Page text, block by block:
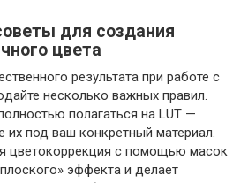
для создания
цвета
результата при работе с
несколько важных правил.
полагаться на LUT —
их под ваш конкретный материал.
цветокоррекция с помощью масок
эффекта и делает